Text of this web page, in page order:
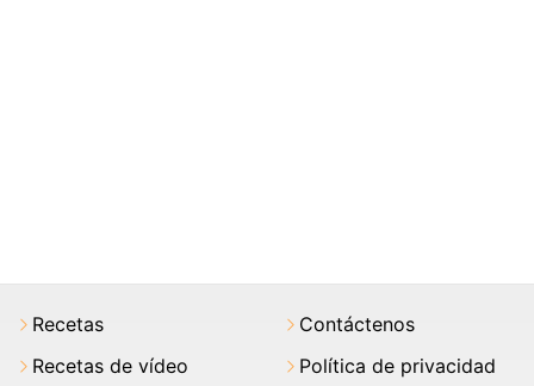
Recetas
Recetas de vídeo
Contáctenos
Política de privacidad